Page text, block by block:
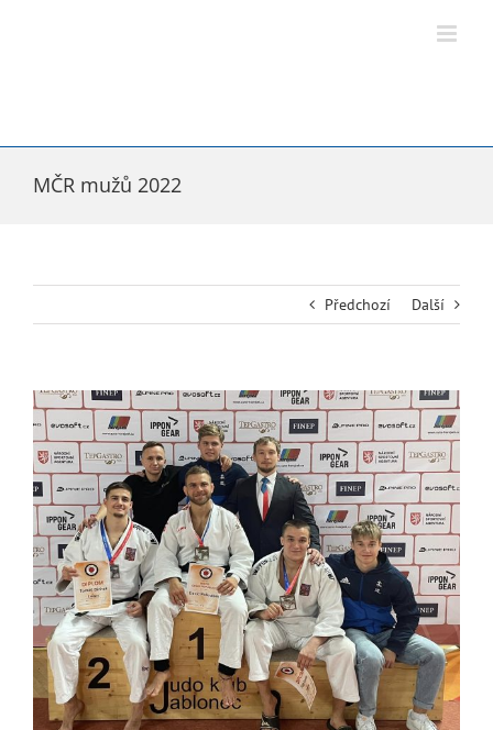
MČR mužů 2022
Předchozí Další
Zobrazit
větší
obrázek